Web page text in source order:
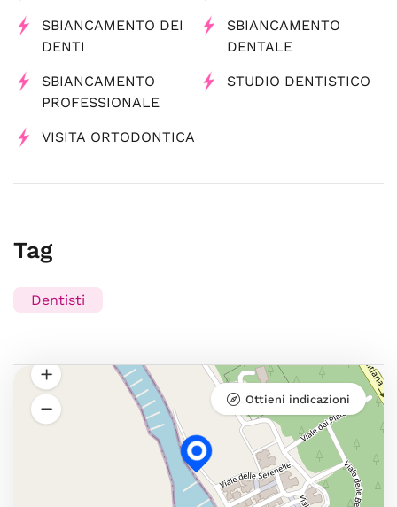
SBIANCAMENTO DEI
DENTI
SBIANCAMENTO
DENTALE
SBIANCAMENTO
PROFESSIONALE
STUDIO DENTISTICO
VISITA ORTODONTICA
Tag
Dentisti
Ottieni indicazioni